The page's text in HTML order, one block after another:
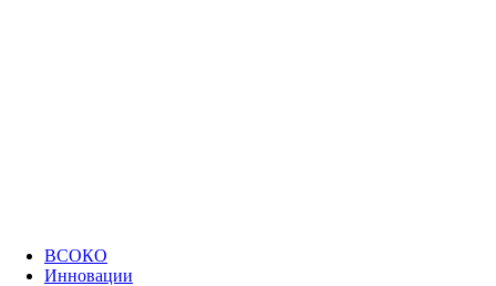
ВСОКО
Инновации